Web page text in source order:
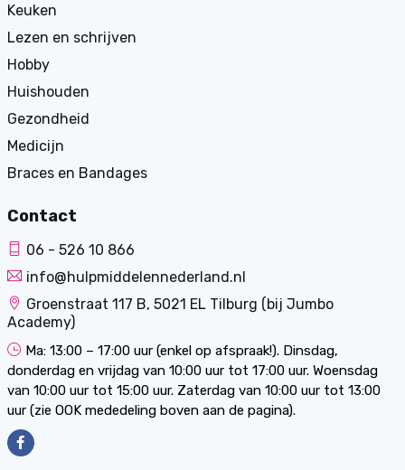
Keuken
Lezen en schrijven
Hobby
Huishouden
Gezondheid
Medicijn
Braces en Bandages
Contact
06 - 526 10 866
info@hulpmiddelennederland.nl
Groenstraat 117 B, 5021 EL Tilburg (bij Jumbo
Academy)
Ma: 13:00 – 17:00 uur (enkel op afspraak!). Dinsdag,
donderdag en vrijdag van 10:00 uur tot 17:00 uur. Woensdag
van 10:00 uur tot 15:00 uur. Zaterdag van 10:00 uur tot 13:00
uur (zie OOK mededeling boven aan de pagina).